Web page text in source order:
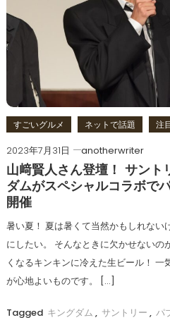
すごいグルメ ネットで話題 注
2023年7月31日
anotherwriter
山﨑賢人さん登壇！ サント
ダムがスペシャルコラボで
開催
暑い夏！ 夏は暑くて当然かもしれない
にしたい。 そんなときに欠かせないの
くなるキンキンに冷えた生ビール！
が心地よいものです。 […]
Tagged キングダム , サントリー , パ